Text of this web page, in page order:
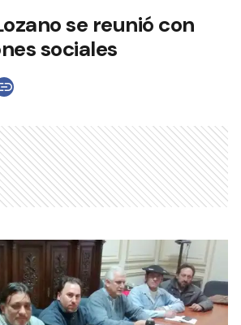
se reunió con
sociales